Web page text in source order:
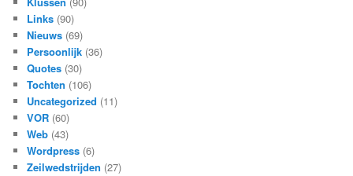
Links (90)
Nieuws (69)
Persoonlijk (36)
Quotes (30)
Tochten (106)
Uncategorized (11)
VOR (60)
Web (43)
Wordpress (6)
Zeilwedstrijden (27)